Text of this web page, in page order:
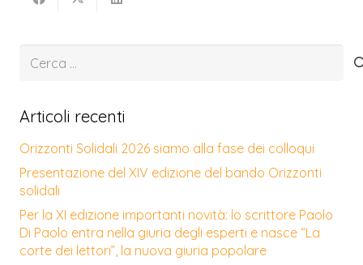
Ricerca
Articoli recenti
Orizzonti Solidali 2026 siamo alla fase dei colloqui
Presentazione del XIV edizione del bando Orizzonti
solidali
Per la XI edizione importanti novità: lo scrittore Paolo
Di Paolo entra nella giuria degli esperti e nasce “La
corte dei lettori”, la nuova giuria popolare